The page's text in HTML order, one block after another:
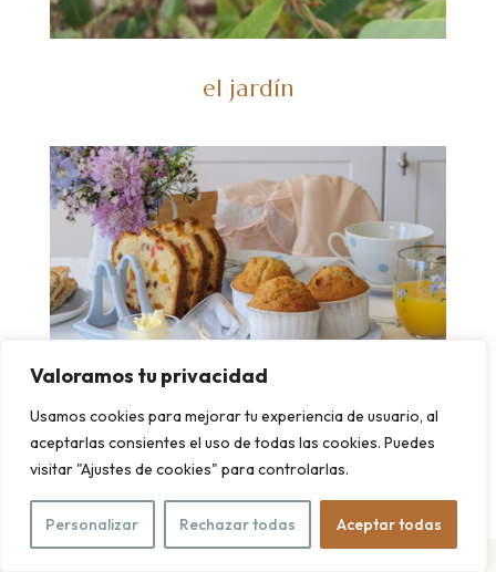
Valoramos tu privacidad
Usamos cookies para mejorar tu experiencia de usuario, al
aceptarlas consientes el uso de todas las cookies. Puedes
visitar "Ajustes de cookies" para controlarlas.
Personalizar Rechazar todas Aceptar todas
el jardín
tan bonito